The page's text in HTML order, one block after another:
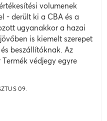
volumenek
- derült ki a CBA és a
ugyanakkor a hazai
is kiemelt szerepet
beszállítóknak. Az
védjegy egyre
09.